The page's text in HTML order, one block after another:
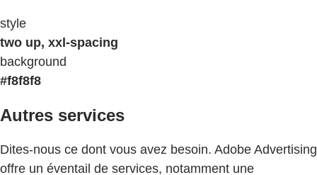
style
two up, xxl-spacing
background
#f8f8f8
Autres services
Dites-nous ce dont vous avez besoin. Adobe Advertising
offre un éventail de services, notamment une